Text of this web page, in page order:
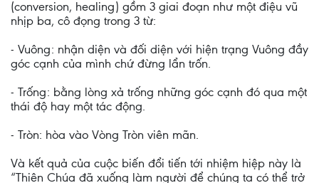
(conversion, healing) gồm 3 giai đoạn như một điệu vũ
nhịp ba, cô đọng trong 3 từ:
- Vuông: nhận diện và đối diện với hiện trạng Vuông đầy
góc cạnh của mình chứ đừng lẩn trốn.
- Trống: bằng lòng xả trống những góc cạnh đó qua một
thái độ hay một tác động.
- Tròn: hòa vào Vòng Tròn viên mãn.
Và kết quả của cuộc biến đổi tiến tới nhiệm hiệp này là
“Thiên Chúa đã xuống làm người để chúng ta có thể trở